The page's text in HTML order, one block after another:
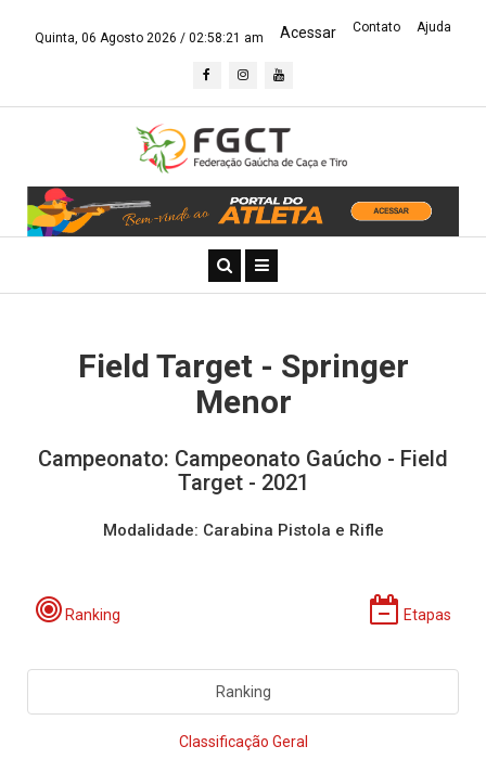
Quinta, 06 Agosto 2026 / 02:58:21 am Acessar Contato Ajuda
Field Target - Springer
Menor
Campeonato: Campeonato Gaúcho - Field
Target - 2021
Modalidade: Carabina Pistola e Rifle
Ranking Etapas
Ranking
Classificação Geral